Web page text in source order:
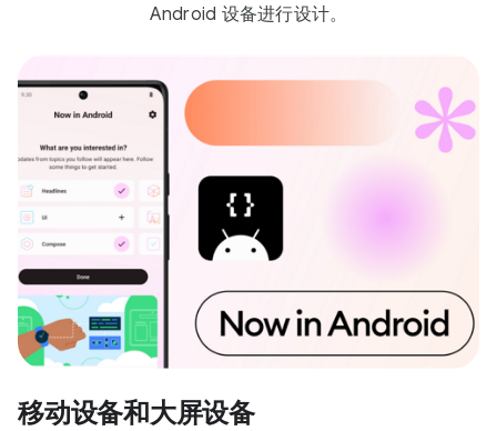
Android 设备进行设计。
移动设备和大屏设备